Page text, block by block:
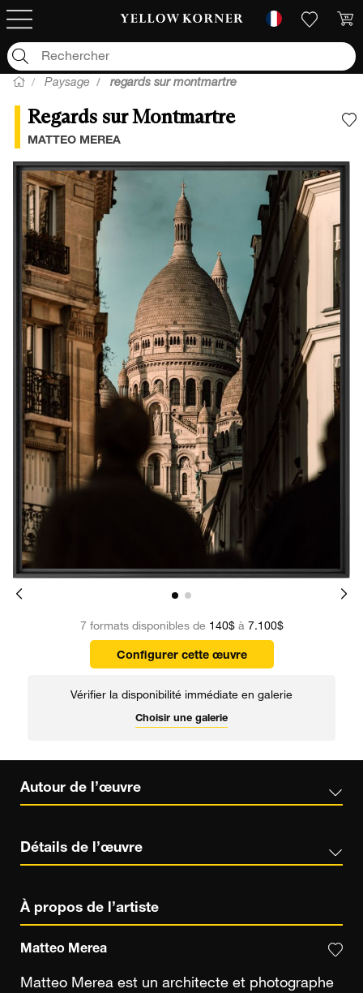
Paysage regards sur montmartre
Regards sur Montmartre
MATTEO MEREA
7 formats disponibles de 140$à 7.100$
Configurer cette œuvre
Vérifier la disponibilité immédiate en galerie
Choisir une galerie
Autour de l’œuvre
Détails de l’œuvre
À propos de l’artiste
Matteo Merea
Matteo Merea est un architecte et photographe